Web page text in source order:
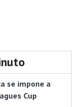
se impone a
Cup